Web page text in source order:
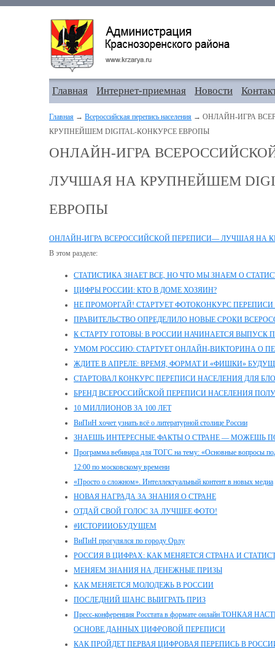
Главная Интернет-приемная Новости
Главная → Всероссийская перепись населения → ОНЛАЙН-ИГРА
КРУПНЕЙШЕМ DIGITAL-КОНКУРСЕ ЕВРОПЫ
ОНЛАЙН-ИГРА
ЛУЧШАЯ НА КРУПНЕЙШЕМ
ЕВРОПЫ
ОНЛАЙН-ИГРА ВСЕРОССИЙСКОЙ ПЕРЕПИСИ— ЛУЧШАЯ НА
В этом разделе:
СТАТИСТИКА ЗНАЕТ ВСЕ, НО ЧТО МЫ ЗНАЕМ О
ЦИФРЫ РОССИИ: КТО В ДОМЕ ХОЗЯИН?
НЕ ПРОМОРГАЙ! СТАРТУЕТ ФОТОКОНКУРС
ПРАВИТЕЛЬСТВО ОПРЕДЕЛИЛО НОВЫЕ СРОКИ
К СТАРТУ ГОТОВЫ: В РОССИИ НАЧИНАЕТСЯ
УМОМ РОССИЮ: СТАРТУЕТ ОНЛАЙН-ВИКТОРИНА О
ЖДИТЕ В АПРЕЛЕ: ВРЕМЯ, ФОРМАТ И «ФИШКИ»
СТАРТОВАЛ КОНКУРС ПЕРЕПИСИ НАСЕЛЕНИЯ ДЛЯ
БРЕНД ВСЕРОССИЙСКОЙ ПЕРЕПИСИ НАСЕЛЕНИЯ
10 МИЛЛИОНОВ ЗА 100 ЛЕТ
ВиПиН хочет узнать всё о литературной столице России
ЗНАЕШЬ ИНТЕРЕСНЫЕ ФАКТЫ О СТРАНЕ — МОЖЕШЬ
Программа вебинара для ТОГС на тему: «Основные вопросы
12:00 по московскому времени
«Просто о сложном». Интеллектуальный контент в новых медиа
НОВАЯ НАГРАДА ЗА ЗНАНИЯ О СТРАНЕ
ОТДАЙ СВОЙ ГОЛОС ЗА ЛУЧШЕЕ ФОТО!
#ИСТОРИИОБУДУЩЕМ
ВиПиН прогулялся по городу Орлу
РОССИЯ В ЦИФРАХ: КАК МЕНЯЕТСЯ СТРАНА И
МЕНЯЕМ ЗНАНИЯ НА ДЕНЕЖНЫЕ ПРИЗЫ
КАК МЕНЯЕТСЯ МОЛОДЕЖЬ В РОССИИ
ПОСЛЕДНИЙ ШАНС ВЫИГРАТЬ ПРИЗ
Пресс-конференция Росстата в формате онлайн
ОСНОВЕ ДАННЫХ ЦИФРОВОЙ ПЕРЕПИСИ
КАК ПРОЙДЕТ ПЕРВАЯ ЦИФРОВАЯ ПЕРЕПИСЬ В